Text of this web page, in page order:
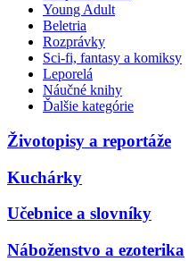
Young Adult
Beletria
Rozprávky
Sci-fi, fantasy a komiksy
Leporelá
Náučné knihy
Ďalšie kategórie
Životopisy a reportáže
Kuchárky
Učebnice a slovníky
Náboženstvo a ezoterika